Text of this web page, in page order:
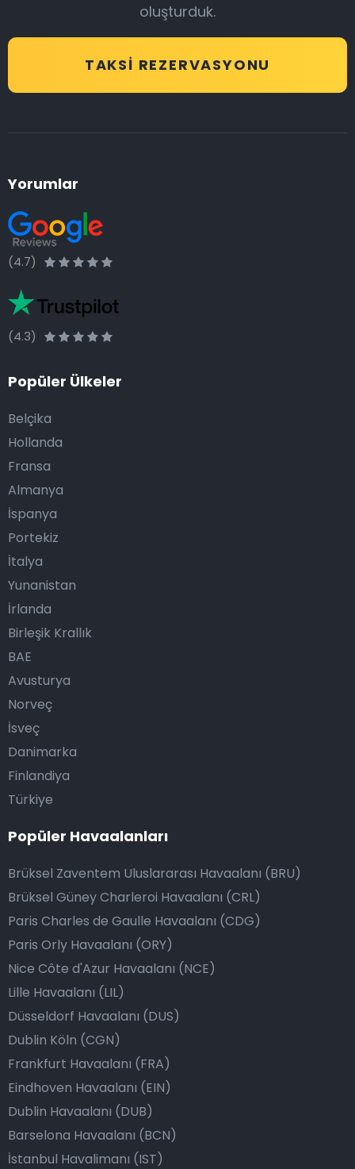
oluşturduk.
TAKSI REZERVASYONU
Yorumlar
(4.7)
(4.3)
Popüler Ülkeler
Belçika
Hollanda
Fransa
Almanya
İspanya
Portekiz
İtalya
Yunanistan
İrlanda
Birleşik Krallık
BAE
Avusturya
Norveç
İsveç
Danimarka
Finlandiya
Türkiye
Popüler Havaalanları
Brüksel Zaventem Uluslararası Havaalanı (BRU)
Brüksel Güney Charleroi Havaalanı (CRL)
Paris Charles de Gaulle Havaalanı (CDG)
Paris Orly Havaalanı (ORY)
Nice Côte d'Azur Havaalanı (NCE)
Lille Havaalanı (LIL)
Düsseldorf Havaalanı (DUS)
Dublin Köln (CGN)
Frankfurt Havaalanı (FRA)
Eindhoven Havaalanı (EIN)
Dublin Havaalanı (DUB)
Barselona Havaalanı (BCN)
İstanbul Havalimanı (IST)